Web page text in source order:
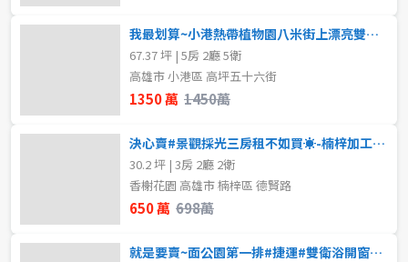
我最划算~小港熱帶植物園八米街上漂亮雙車墅
67.37 坪 | 5房 2廳 5衛
高雄市 小港區 高坪五十六街
1350 萬 1450萬
決心賣#景觀採光三房租不如買☀-楠梓加工區生活圈
30.2 坪 | 3房 2廳 2衛
香榭花園 高雄市 楠梓區 德賢路
650 萬 698萬
就是要賣~面公園第一排#捷運#雙衛浴開窗#三房平移車位